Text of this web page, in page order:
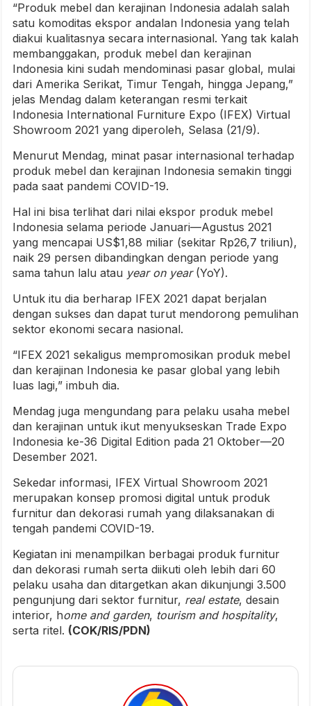
“Produk mebel dan kerajinan Indonesia adalah salah
satu komoditas ekspor andalan Indonesia yang telah
diakui kualitasnya secara internasional. Yang tak kalah
membanggakan, produk mebel dan kerajinan
Indonesia kini sudah mendominasi pasar global, mulai
dari Amerika Serikat, Timur Tengah, hingga Jepang,”
jelas Mendag dalam keterangan resmi terkait
Indonesia International Furniture Expo (IFEX) Virtual
Showroom 2021 yang diperoleh, Selasa (21/9).
Menurut Mendag, minat pasar internasional terhadap
produk mebel dan kerajinan Indonesia semakin tinggi
pada saat pandemi COVID-19.
Hal ini bisa terlihat dari nilai ekspor produk mebel
Indonesia selama periode Januari—Agustus 2021
yang mencapai US$1,88 miliar (sekitar Rp26,7 triliun),
naik 29 persen dibandingkan dengan periode yang
sama tahun lalu atau year on year(YoY).
Untuk itu dia berharap IFEX 2021 dapat berjalan
dengan sukses dan dapat turut mendorong pemulihan
sektor ekonomi secara nasional.
“IFEX 2021 sekaligus mempromosikan produk mebel
dan kerajinan Indonesia ke pasar global yang lebih
luas lagi,” imbuh dia.
Mendag juga mengundang para pelaku usaha mebel
dan kerajinan untuk ikut menyukseskan Trade Expo
Indonesia ke-36 Digital Edition pada 21 Oktober—20
Desember 2021.
Sekedar informasi, IFEX Virtual Showroom 2021
merupakan konsep promosi digital untuk produk
furnitur dan dekorasi rumah yang dilaksanakan di
tengah pandemi COVID-19.
Kegiatan ini menampilkan berbagai produk furnitur
dan dekorasi rumah serta diikuti oleh lebih dari 60
pelaku usaha dan ditargetkan akan dikunjungi 3.500
pengunjung dari sektor furnitur, real estate, desain
interior, home and garden, tourism and hospitality,
serta ritel. (COK/RIS/PDN)